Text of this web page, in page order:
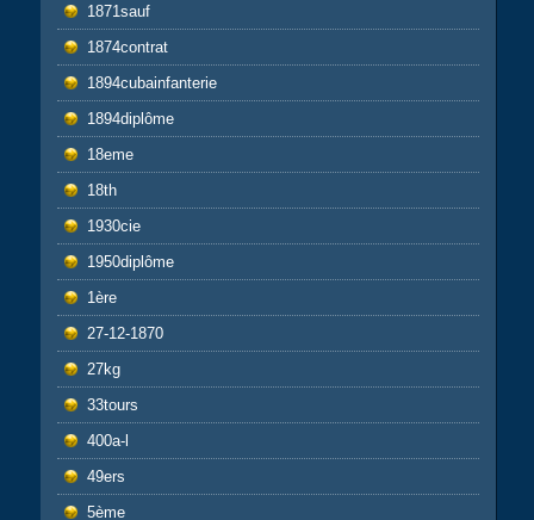
1871sauf
1874contrat
1894cubainfanterie
1894diplôme
18eme
18th
1930cie
1950diplôme
1ère
27-12-1870
27kg
33tours
400a-l
49ers
5ème